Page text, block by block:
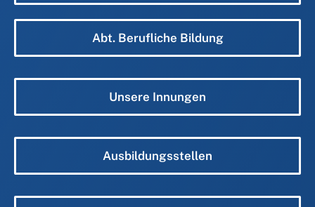
Abt. Berufliche Bildung
Unsere Innungen
Ausbildungsstellen